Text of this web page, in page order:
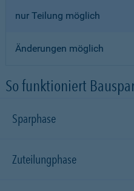
nur Teilung möglich
Änderungen möglich
So funktioniert
Sparphase
Zuteilungphase